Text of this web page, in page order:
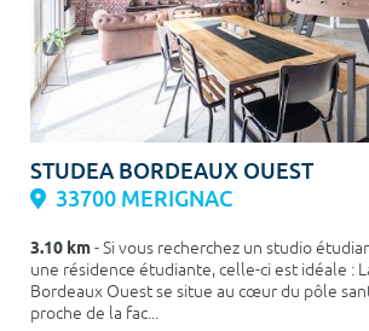
STUDEA BORDEAUX OUEST
33700 MERIGNAC
3.10 km- Si vous recherchez un studio
une résidence étudiante, celle-ci est idéale :
Bordeaux Ouest se situe au cœur du pôle
proche de la fac...